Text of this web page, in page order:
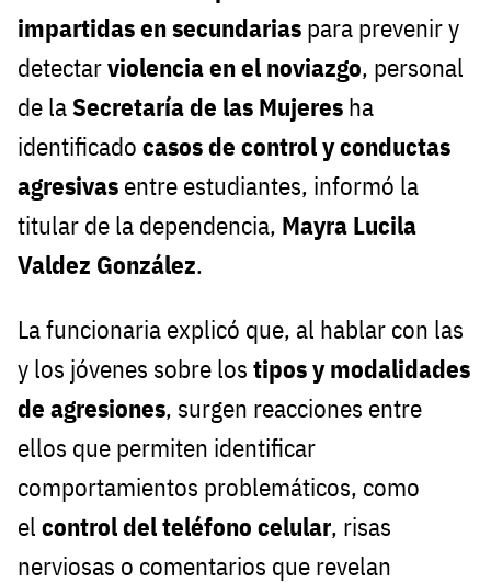
impartidas en secundarias para prevenir y
detectarviolencia en el noviazgo, personal
de laSecretaría de las Mujeres ha
identificado casos de control y conductas
agresivas entre estudiantes, informó la
titular de la dependencia, Mayra Lucila
Valdez González.
La funcionaria explicó que, al hablar con las
y los jóvenes sobre los tipos y modalidades
de agresiones, surgen reacciones entre
ellos que permiten identificar
comportamientos problemáticos, como
el control del teléfono celular, risas
nerviosas o comentarios que revelan